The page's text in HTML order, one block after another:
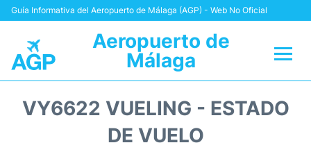
Guía Informativa del Aeropuerto de Málaga (AGP) - Web No Oficial
Aeropuerto de
Málaga
VY6622 VUELING - ESTADO
DE VUELO